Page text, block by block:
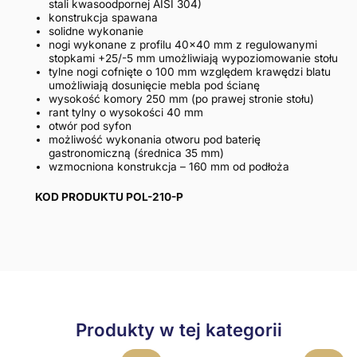
stali kwasoodpornej AISI 304)
konstrukcja spawana
solidne wykonanie
nogi wykonane z profilu 40×40 mm z regulowanymi
stopkami +25/-5 mm umożliwiają wypoziomowanie stołu
tylne nogi cofnięte o 100 mm względem krawędzi blatu
umożliwiają dosunięcie mebla pod ścianę
wysokość komory 250 mm (po prawej stronie stołu)
rant tylny o wysokości 40 mm
otwór pod syfon
możliwość wykonania otworu pod baterię
gastronomiczną (średnica 35 mm)
wzmocniona konstrukcja – 160 mm od podłoża
KOD PRODUKTU POL-210-P
Produkty w tej kategorii